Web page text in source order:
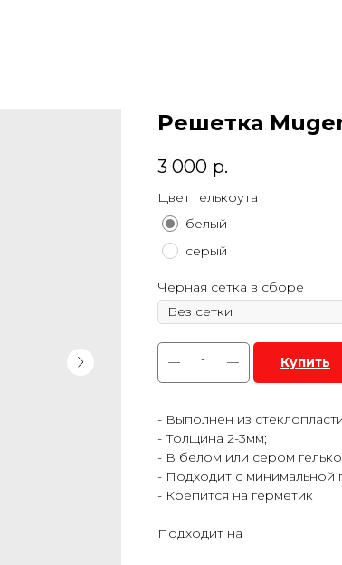
Решетка
3 000 р.
Цвет гелькоута
белый
серый
Черная сетка в сборе
Купить
- Выполнен из
- Толщина 2-3мм;
- В белом или сером
- Подходит с минимальной
- Крепится на герметик
Подходит на